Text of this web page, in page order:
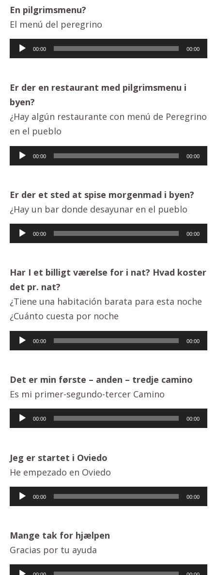
En pilgrimsmenu?
El menú del peregrino
Lydafspiller
00:00 00:00
Er der en restaurant med pilgrimsmenu i
byen?
¿Hay algún restaurante con menú de Peregrino
en el pueblo
Lydafspiller
00:00 00:00
Er der et sted at spise morgenmad i byen?
¿Hay un bar donde desayunar en el pueblo
Lydafspiller
00:00 00:00
Har I et billigt værelse for i nat? Hvad koster
det pr. nat?
¿Tiene una habitación barata para esta noche
¿Cuánto cuesta por noche
Lydafspiller
00:00 00:00
Det er min første – anden – tredje camino
Es mi primer-segundo-tercer Camino
Lydafspiller
00:00 00:00
Jeg er startet i Oviedo
He empezado en Oviedo
Lydafspiller
00:00 00:00
Mange tak for hjælpen
Gracias por tu ayuda
Lydafspiller